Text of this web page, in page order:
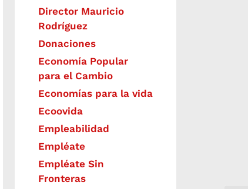
Director Mauricio
Rodríguez
Donaciones
Economía Popular
para el Cambio
Economías para la vida
Ecoovida
Empleabilidad
Empléate
Empléate Sin
Fronteras